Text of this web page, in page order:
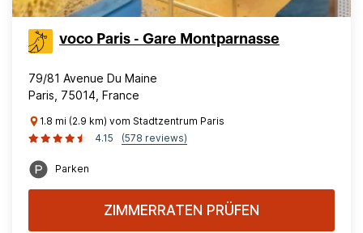
voco Paris - Gare Montparnasse
79/81 Avenue Du Maine
Paris, 75014, France
1.8 mi (2.9 km) vom Stadtzentrum Paris
4.15
(578 reviews)
Parken
ZIMMERRATEN PRÜFEN